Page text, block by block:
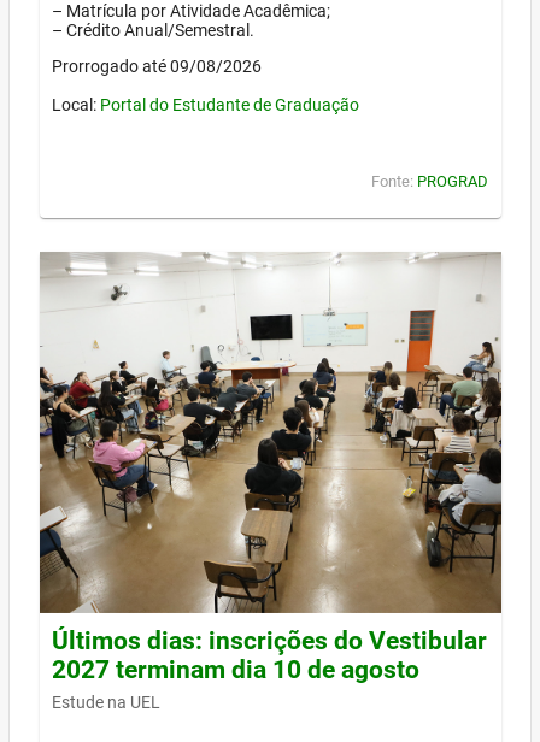
– Matrícula por Atividade Acadêmica;
– Crédito Anual/Semestral.
Prorrogado até 09/08/2026
Local: Portal do Estudante de Graduação
Fonte: PROGRAD
Últimos dias: inscrições do Vestibular
2027 terminam dia 10 de agosto
Estude na UEL